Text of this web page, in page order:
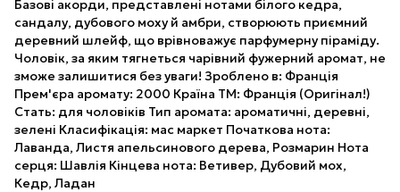
Базові акорди, представлені нотами білого кедра,
сандалу, дубового моху й амбри, створюють приємний
деревний шлейф, що врівноважує парфумерну піраміду.
Чоловік, за яким тягнеться чарівний фужерний аромат, не
зможе залишитися без уваги! Зроблено в: Франція
Прем'єра аромату: 2000 Країна ТМ: Франція (Оригінал!)
Стать: для чоловіків Тип аромата: ароматичні, деревні,
зелені Класифікація: мас маркет Початкова нота:
Лаванда, Листя апельсинового дерева, Розмарин Нота
серця: Шавлія Кінцева нота: Ветивер, Дубовий мох,
Кедр, Ладан